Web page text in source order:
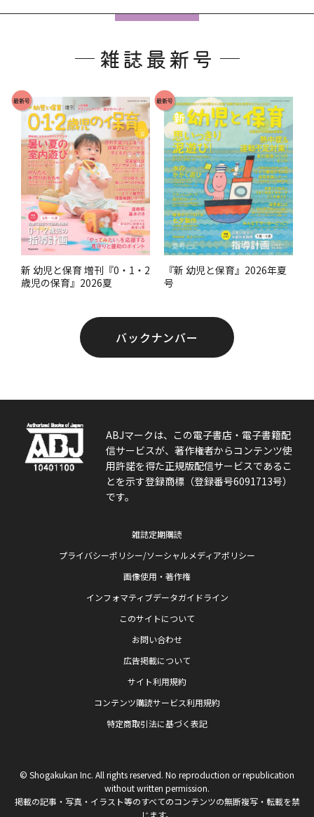
雑誌最新号
最新号
新 幼児と保育 増刊『0・1・2
歳児の保育』2026夏
最新号
『新 幼児と保育』2026年夏
号
バックナンバー
ABJマークは、この電子書店・電子書籍配
信サービスが、著作権者からコンテンツ使
用許諾を得た正規版配信サービスであるこ
とを示す登録商標（登録番号6091713号）
です。
雑誌定期購読
プライバシーポリシー/ソーシャルメディアポリシー
画像使用・著作権
インフォマティブデータガイドライン
このサイトについて
お問い合わせ
広告掲載について
サイト利用規約
コンテンツ購読サービス利用規約
特定商取引法に基づく表記
© Shogakukan Inc. All rights reserved. No reproduction or republication
without written permission.
掲載の記事・写真・イラスト等のすべてのコンテンツの無断複写・転載を禁
じます。